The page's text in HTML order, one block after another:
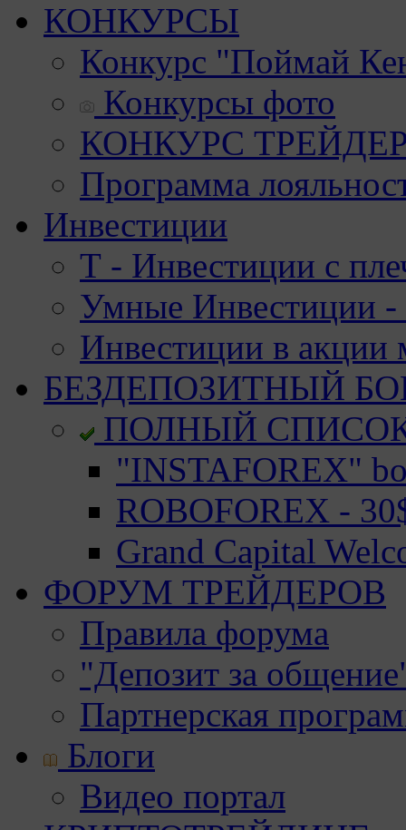
КОНКУРСЫ
Конкурс "Поймай
Конкурсы фото
КОНКУРС
Программа
Инвестиции
Т - Инвестиции с
Умные Инвестиции -
Инвестиции в акции
БЕЗДЕПОЗИТНЫЙ
ПОЛНЫЙ
"INSTAFOREX"
ROBOFOREX -
Grand Capital
ФОРУМ ТРЕЙДЕРОВ
Правила форума
"Депозит за
Партнерская
Блоги
Видео портал